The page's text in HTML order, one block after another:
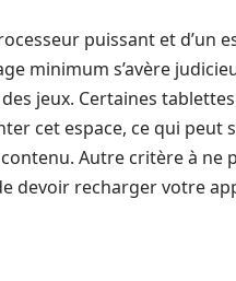
puissant et d’un
minimum s’avère
jeux. Certaines
cet espace, ce qui peut
Autre critère à ne
devoir recharger votre